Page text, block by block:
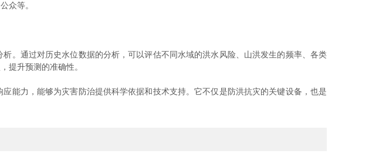
众等。
通过对历史水位数据的分析，可以评估不同水域的洪水风险、山洪发生的频率、各类
提升预测的准确性。
力，能够为灾害防治提供科学依据和技术支持。它不仅是防洪抗灾的关键设备，也是